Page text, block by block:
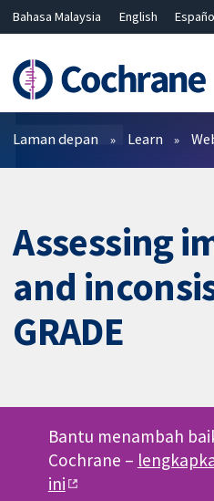
Bahasa Malaysia English
Hrvatski
Deutsch ไทย
繁體中
简体中文
Penapis
Laman depan Learn
Assessing
and
GRADE
Bantu menambah
Cochrane –
ini